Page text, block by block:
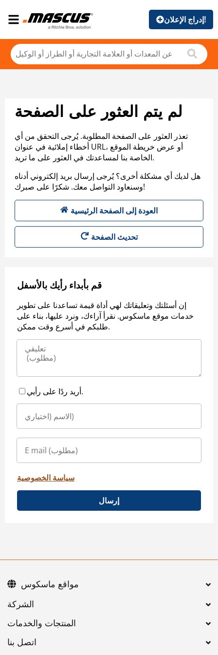
إدراج الإعلان!
لم يتم العثور على الصفحة
تعذر العثور على الصفحة المطلوبة. يُرجى التحقق من أي
أخطاء إملائية في عنوان URL، أو عرض خريطة الموقع
الخاصة بنا لمساعدتك في العثور على ما تريد.
هل لديك أي مشكلة أخرى؟ يُرجى إرسال بريد إلكتروني أدناه
وسنعاود التواصل معك. شكرًا على صبرك!
العودة إلى الصفحة الرئيسية
تحديث الصفحة
قم بأبداء رأيك بالأسفل
إن أسئلتك وتعليقاتك لهي أداة قيمة تساعدنا على تطوير
خدمات موقع ماسكوس. نقرأ آراءك، ونرد عليها، بناء على
طلبكم في أسرع وقت ممكن.
أريد ردًا على رأيي.
سياسة الخصوصية
إرسال
اتصل بنا
مواقع ماسكوس